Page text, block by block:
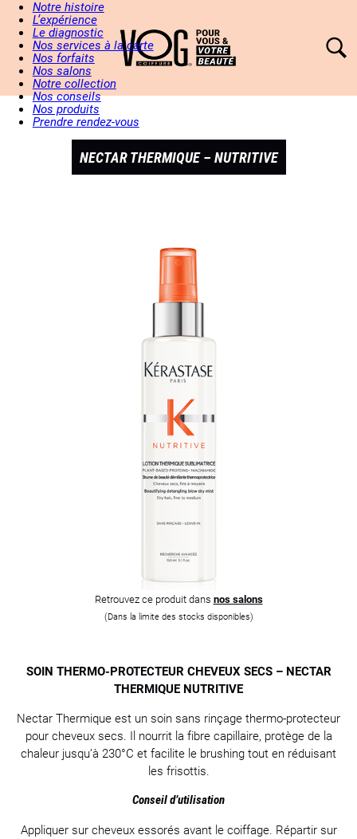
Notre histoire
L’expérience
Le diagnostic
Nos services à la carte
Nos forfaits
Nos salons
Notre collection
Nos conseils
Nos produits
Prendre rendez-vous
NECTAR THERMIQUE – NUTRITIVE
Retrouvez ce produit dans nos salons
(Dans la limite des stocks disponibles)
SOIN THERMO-PROTECTEUR CHEVEUX SECS – NECTAR
THERMIQUE NUTRITIVE
Nectar Thermique est un soin sans rinçage thermo-protecteur
pour cheveux secs. Il nourrit la fibre capillaire, protège de la
chaleur jusqu’à 230°C et facilite le brushing tout en réduisant
les frisottis.
Conseil d’utilisation
Appliquer sur cheveux essorés avant le coiffage. Répartir sur